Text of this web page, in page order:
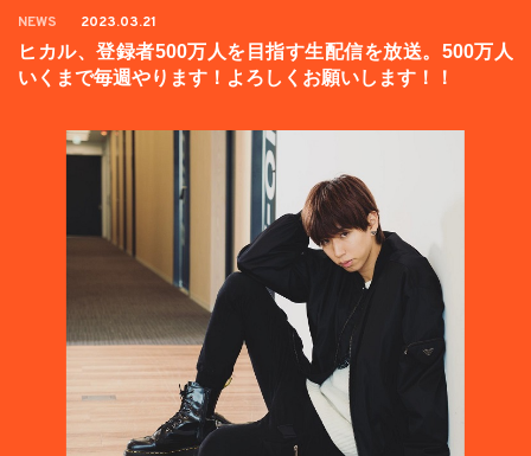
NEWS 2023.03.21
ヒカル、登録者500万人を目指す生配信を放送。500万人
いくまで毎週やります！よろしくお願いします！！